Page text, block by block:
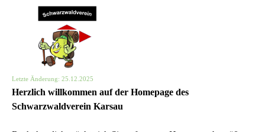
Direkt zum Seiteninhalt
Menü überspringen
KARSAU
Letzte Änderung: 25.12.2025
Herzlich willkommen auf der Homepage des
Schwarzwaldverein Karsau